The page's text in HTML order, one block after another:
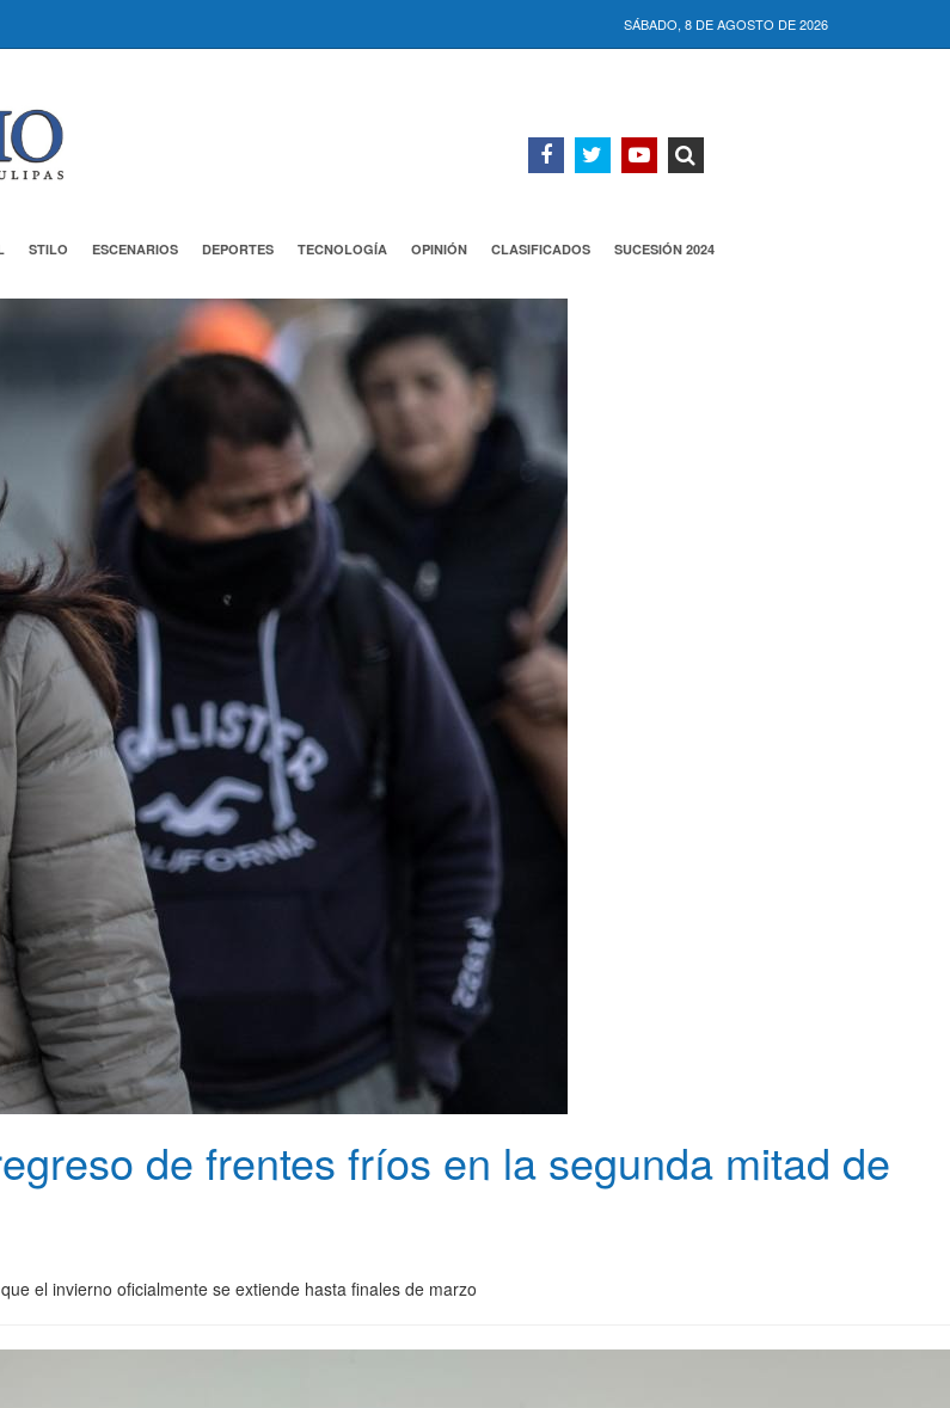
SÁBADO, 8 DE AGOSTO DE 2026
STILO ESCENARIOS DEPORTES TECNOLOGÍA OPINIÓN CLASIFICADOS SUCESIÓN 2024
de frentes fríos en la segunda mitad de
el invierno oficialmente se extiende hasta finales de marzo